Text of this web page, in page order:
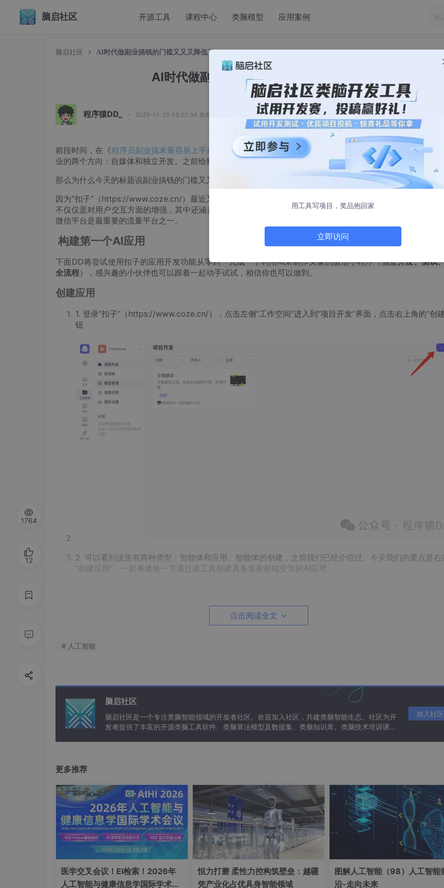
脑启社区 开源工具 课程中心 类脑模型 应用案例
脑启社区 AI时代做副业搞钱的门槛又又又降低了！
AI时代做副业搞钱的门槛又又又降低了！
程序猿DD_ · 2025-01-20 08:30:34 发布
前段时间，在《程序员副业搞米最容易上手的方案来了》一文中结合自己的经验给大家分析了开发者群体最容
业的两个方向：自媒体和独立开发。之前给独立开发这条赛道，推荐了一个最值得尝试的方向：AI智能体
那么为什么今天的标题说副业搞钱的门槛又又又降低了呢？
因为“扣子”（https://www.coze.cn/）最近又有了重大更新：
不仅仅是对用户交互方面的增强，其中还涵盖了
微信小程序的一键发布整合，这对于应用开发者来说非常重要
微信平台是最重要的流量平台之一。
构建第一个AI应用
下面DD将尝试使用扣子的应用开发功能从零到一完成一个利用AI来制作头像的微信小程序（涵盖开发、测试
全流程），感兴趣的小伙伴也可以跟着一起动手试试，相信你也可以做到。
创建应用
1. 登录“扣子”（https://www.coze.cn/），点击左侧“工作空间”进入到“项目开发”界面，点击右上角的“创
钮
2. 可以看到这里有两种类型：智能体和应用。智能体的创建，之前我们已经介绍过。今天我们的重点是右
“创建应用”，一起来体验一下通过该工具创建具备复杂前端交互的AI应用。
3. 根据想要创建的应用选择合适的应用模版， 扣子官方提供了AI应用的海量模版（涵盖了营销创作、信息
理、聊天陪伴、智能客服、学习教育等常见的AI应用场景），你可以基于这些模版根据自己的业务去修改
自己的应用。这里DD对自己想做的内容有明确的想法，所以直接选择创建空白应用。
点击阅读全文
# 人工智能
脑启社区
脑启社区是一个专注类脑智能领域的开发者社区。欢迎加入社区，共建类脑智能生态。社区为开
发者提供了丰富的开源类脑工具软件、类脑算法模型及数据集、类脑知识库、类脑技术培训课程
加入社区
更多推荐
医学交叉会议！EI检索！2026年
人工智能与健康信息学国际学术会
恒力打磨 柔性力控构筑壁垒：越疆
凭产业化占优具身智能领域
图解人工智能（98）人工智能
沿-走向未来
1764
12
用工具写项目，奖品抱回家
立即访问